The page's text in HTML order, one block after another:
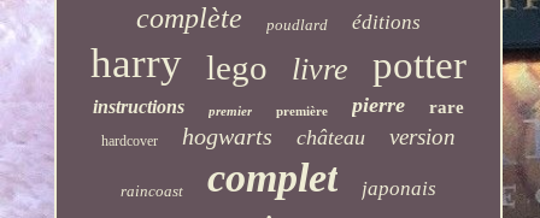
complète poudlard éditions
harry lego livre potter
instructions premier première pierre rare
hardcover hogwarts château version
raincoast complet japonais